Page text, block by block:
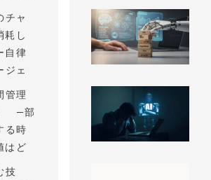
チャ
耗し
自律
ジェ
管理
—部
る時
はど
技